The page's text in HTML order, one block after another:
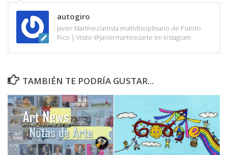
autogiro
Javier Martínez/artista multidisciplinario de Puerto
Rico | Visite @javiermartinezarte en Instagram
TAMBIÉN TE PODRÍA GUSTAR...